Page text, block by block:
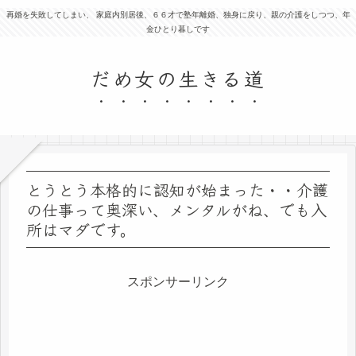
再婚を失敗してしまい、 家庭内別居後、６６才で塾年離婚、独身に戻り、親の介護をしつつ、年
金ひとり暮しです
だめ女の生きる道
とうとう本格的に認知が始まった・・介護
の仕事って奥深い、メンタルがね、でも入
所はマダです。
スポンサーリンク